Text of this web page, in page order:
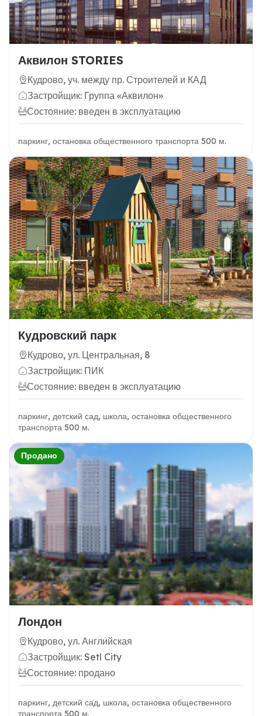
Аквилон STORIES
Кудрово, уч. между пр. Строителей и КАД
Застройщик: Группа «Аквилон»
Состояние: введен в эксплуатацию
паркинг, остановка общественного транспорта 500 м.
Кудровский парк
Кудрово, ул. Центральная, 8
Застройщик: ПИК
Состояние: введен в эксплуатацию
паркинг, детский сад, школа, остановка общественного
транспорта 500 м.
Продано
Лондон
Кудрово, ул. Английская
Застройщик: Setl City
Состояние: продано
паркинг, детский сад, школа, остановка общественного
транспорта 500 м.